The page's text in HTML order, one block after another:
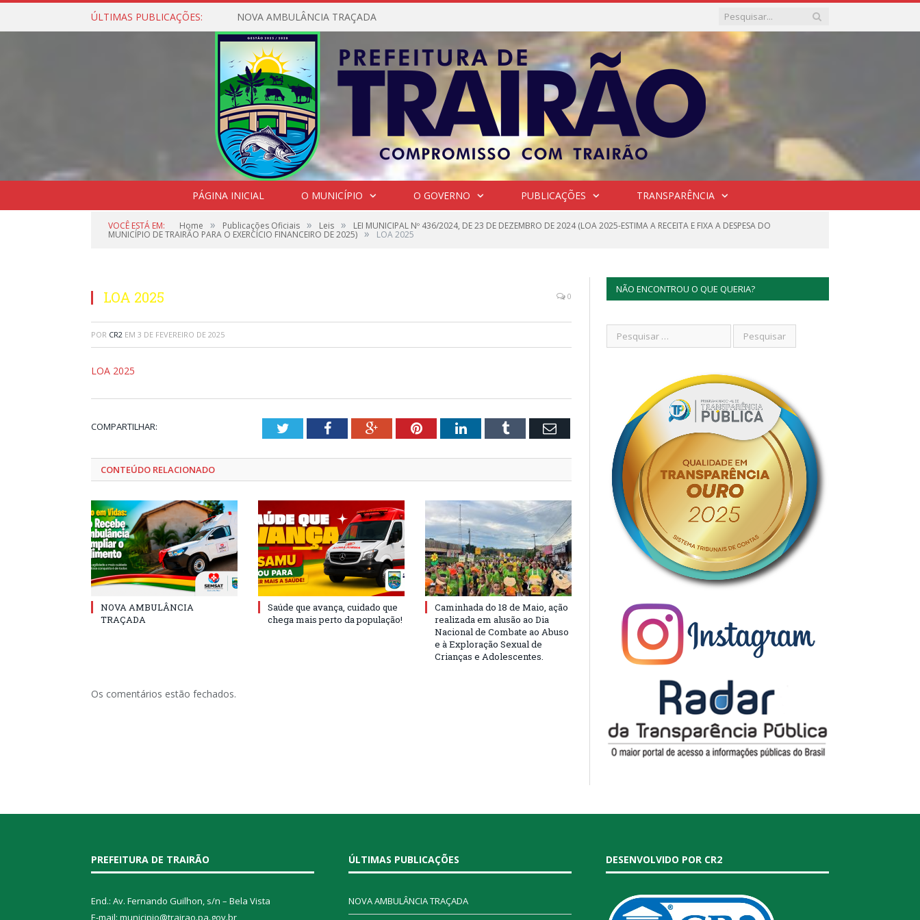
ÚLTIMAS PUBLICAÇÕES: NOVA AMBULÂNCIA TRAÇADA
PÁGINA INICIAL O MUNICÍPIO O GOVERNO PUBLICAÇÕES TRANSPARÊNCIA
VOCÊ ESTÁ EM: Home » Publicações Oficiais » Leis » LEI MUNICIPAL Nº 436/2024, DE 23 DE DEZEMBRO DE 2024 (LOA 2025-ESTIMA A RECEITA E FIXA A DESPESA DO
MUNICÍPIO DE TRAIRÃO PARA O EXERCÍCIO FINANCEIRO DE 2025) » LOA 2025
LOA 2025 0
POR CR2 EM 3 DE FEVEREIRO DE 2025
LOA 2025
COMPARTILHAR: TwitterFacebookGoogle+PinterestLinkedInTumblr Email
CONTEÚDO RELACIONADO
NOVA AMBULÂNCIA
TRAÇADA
Saúde que avança, cuidado que
chega mais perto da população!
Caminhada do 18 de Maio, ação
realizada em alusão ao Dia
Nacional de Combate ao Abuso
e à Exploração Sexual de
Crianças e Adolescentes.
Os comentários estão fechados.
NÃO ENCONTROU O QUE QUERIA?
PREFEITURA DE TRAIRÃO
End.: Av. Fernando Guilhon, s/n – Bela Vista
E-mail: municipio@trairao.pa.gov.br
ÚLTIMAS PUBLICAÇÕES
NOVA AMBULÂNCIA TRAÇADA
DESENVOLVIDO POR CR2